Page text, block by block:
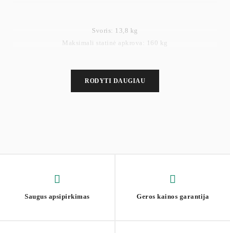
Svoris: 13,8 kg
Maksimali statinė apkrova: 160 kg
RODYTI DAUGIAU
Saugus apsipirkimas Geros kainos garantija